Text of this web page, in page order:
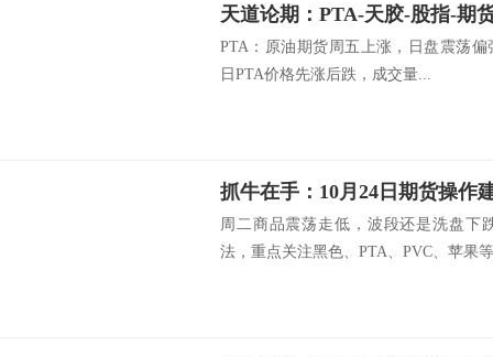
天道论期：PTA-天胶-股指-期
PTA：原油期货周五上涨，日盘震荡
日PTA价格先涨后跌，成交量...
抓牛在手：10月24日期货操作
周二商品震荡走低，波段还是洗盘下
法，重点关注黑色、PTA、PVC、苹果